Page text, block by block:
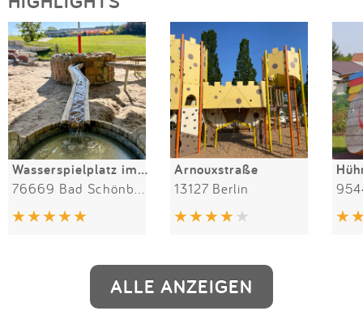
Wasserspielplatz im Sole-Aktiv-Park Arnouxstraße
13127 Berlin
ALLE ANZEIGEN